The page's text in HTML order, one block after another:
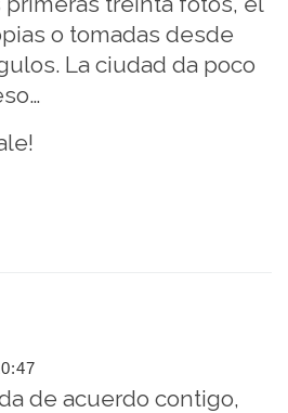
o tomadas desde
La ciudad da poco
de acuerdo contigo,